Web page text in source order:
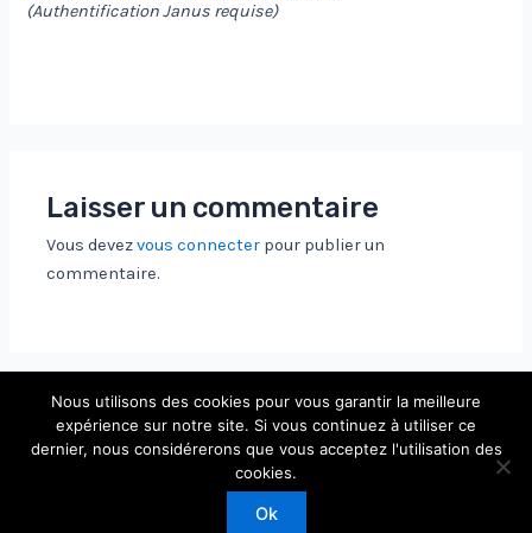
(Authentification Janus requise)
Laisser un commentaire
Vous devezvous connecter pour publier un
commentaire.
Copyright © 2026 Laboratoire de Physique Théorique et
Modèles Statistiques
Nous utilisons des cookies pour vous garantir la meilleure
expérience sur notre site. Si vous continuez à utiliser ce
dernier, nous considérerons que vous acceptez l'utilisation des
cookies.
Ok